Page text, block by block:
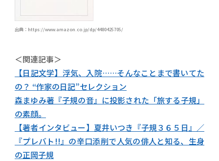
出典：https://www.amazon.co.jp/dp/4480425705/
＜関連記事＞
【日記文学】浮気、入院……そんなことまで書いてた
の？ “作家の日記”セレクション
森まゆみ著『子規の音』に投影された「旅する子規」
の素顔。
【著者インタビュー】夏井いつき『子規３６５日』／
『プレバト!!』の辛口添削で人気の俳人と知る、生身
の正岡子規